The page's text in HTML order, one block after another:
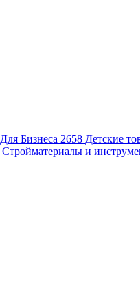
Для Бизнеса 2658 Детские
Стройматериалы и